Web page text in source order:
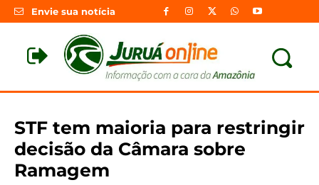
Envie sua notícia
STF tem maioria para restringir
decisão da Câmara sobre
Ramagem